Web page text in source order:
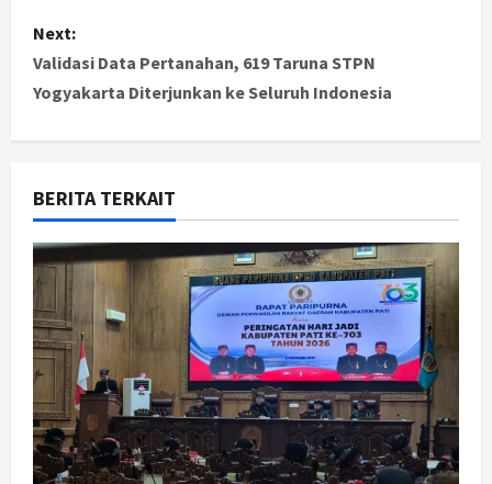
t
n
a
v
i
g
a
t
i
o
Next:
Validasi Data Pertanahan, 619 Taruna STPN
Yogyakarta Diterjunkan ke Seluruh Indonesia
BERITA TERKAIT